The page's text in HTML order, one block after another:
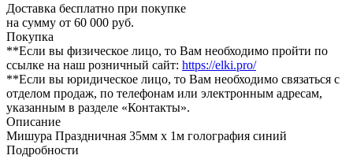
Доставка бесплатно при покупке
на сумму от 60 000 руб.
Покупка
**Если вы физическое лицо, то Вам необходимо пройти по
ссылке на наш розничный сайт: https://elki.pro/
**Если вы юридическое лицо, то Вам необходимо связаться с
отделом продаж, по телефонам или электронным адресам,
указанным в разделе «Контакты».
Описание
Мишура Праздничная 35мм х 1м голография синий
Подробности